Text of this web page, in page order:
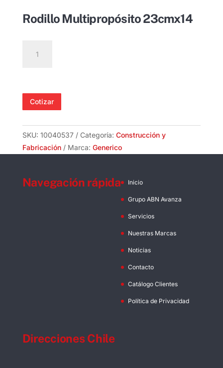
Rodillo Multipropósito 23cmx14
Multipropósito
Cotizar
SKU: 10040537 Categoría: Construcción y
Fabricación
Marca: Generico
Navegación rápida Inicio
Grupo ABN Avanza
Servicios
Nuestras Marcas
Noticias
Contacto
Catálogo Clientes
Política de Privacidad
Direcciones Chile